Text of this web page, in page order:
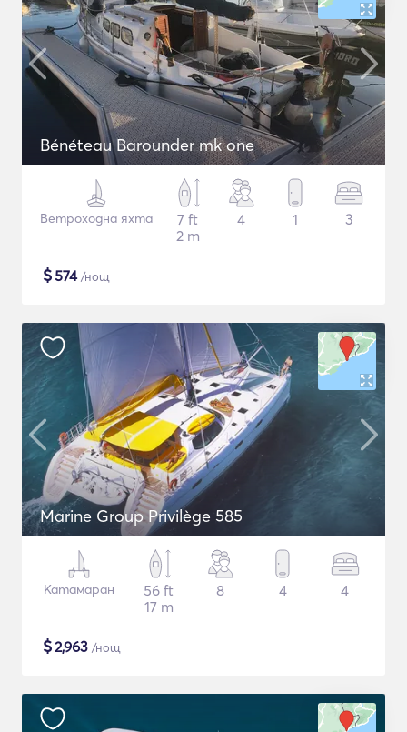
Bénéteau Barounder mk one
Ветроходна яхта
7 ft
2 m
4 1 3
$574/нощ
Marine Group Privilège 585
Катамаран
56 ft
17 m
8 4 4
$2,963 /нощ